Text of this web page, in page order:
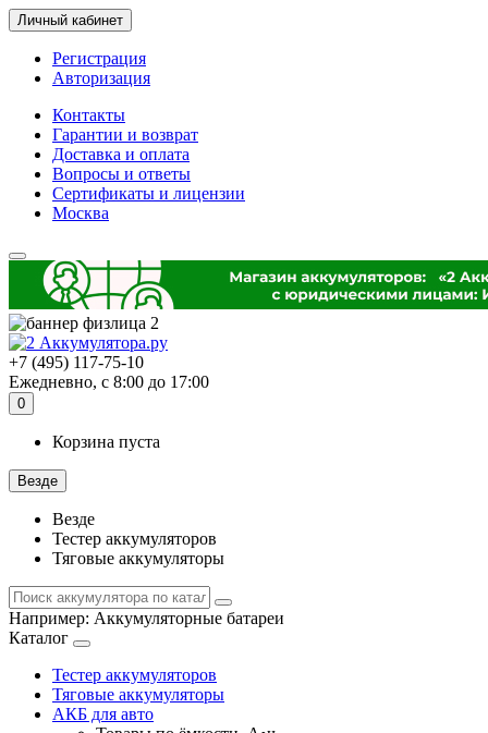
Личный кабинет
Регистрация
Авторизация
Контакты
Гарантии и возврат
Доставка и оплата
Вопросы и ответы
Сертификаты и лицензии
Москва
+7 (495) 117-75-10
Ежедневно, с 8:00 до 17:00
0
Корзина пуста
Везде
Везде
Тестер аккумуляторов
Тяговые аккумуляторы
Например: Аккумуляторные батареи
Каталог
Тестер аккумуляторов
Тяговые аккумуляторы
АКБ для авто